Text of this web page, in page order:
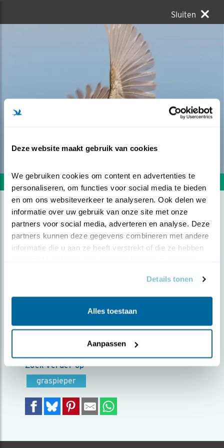
Deze website maakt gebruik van cookies
We gebruiken cookies om content en advertenties te
personaliseren, om functies voor social media te bieden
en om ons websiteverkeer te analyseren. Ook delen we
informatie over uw gebruik van onze site met onze
partners voor social media, adverteren en analyse. Deze
partners kunnen deze gegevens combineren met andere
informatie die u aan ze heeft verstrekt of die ze hebben
Details tonen
Alles toestaan
Aanpassen
Sluiten
Volgende foto
SPRING IN HET VELD
Door Harry Jamont | Geplaatst op maandag 15 juli
Tijdens het fotograferen van de Bruine
mij in de lucht hangen. Ik kon enkele foto's van
dit snelle vogeltje maken en toen was het
alweer over.... maar ik was er best blij mee ;)
Foto genomen in: Texel
Zoek verder op
graspieper